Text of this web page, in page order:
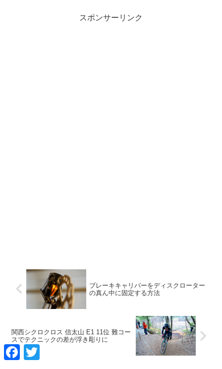
スポンサーリンク
ブレーキキャリパーをディスクローター
の真ん中に固定する方法
関西シクロクロス 信太山 E1 11位 難コー
スでテクニックの差が浮き彫りに
F